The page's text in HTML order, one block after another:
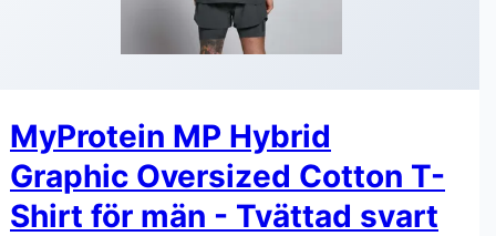
MyProtein MP Hybrid
Graphic Oversized Cotton T-
Shirt för män - Tvättad svart